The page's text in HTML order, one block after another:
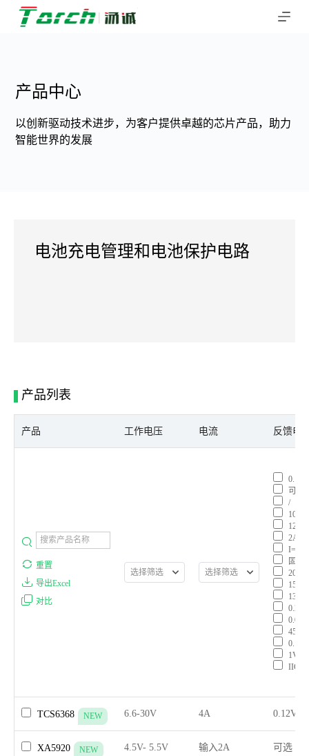
跳
产品中心
以创新驱动技术进步，为客户提供卓越的芯片产品，助力
智能世界的发展
电池充电管理和电池保护电路
产品列表
产品 工作电压 电流 反馈电
重置
导出Excel
对比
选择筛选 选择筛选
可选
/
2A电
固定
0.2V/
45mV
0.1V/
1V/
IIC可
TCS6368 NEW 6.6-30V 4A 0.12V/R
XA5920 NEW 4.5V- 5.5V 输入2A 可选